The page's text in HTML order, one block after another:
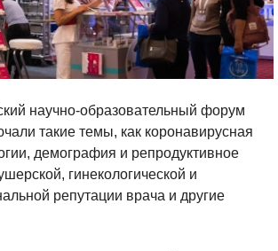
научно-образовательный форум
такие темы, как коронавирусная
демография и репродуктивное
гинекологической и
репутации врача и другие